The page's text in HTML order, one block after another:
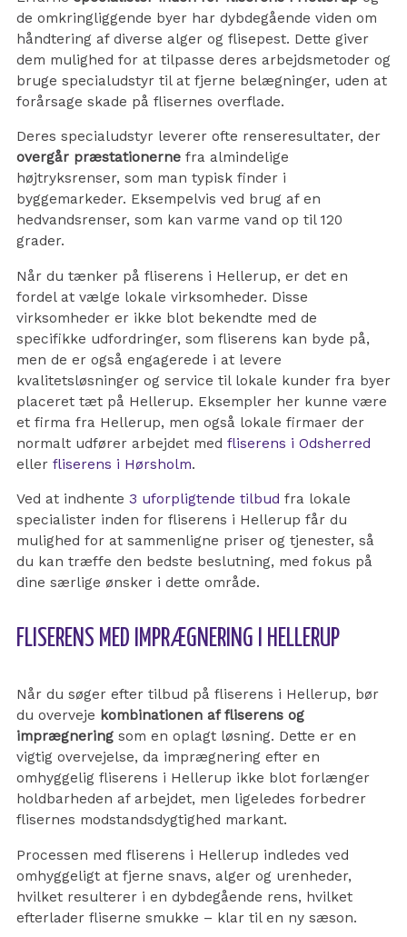
de omkringliggende byer har dybdegående viden om
håndtering af diverse alger og flisepest. Dette giver
dem mulighed for at tilpasse deres arbejdsmetoder og
bruge specialudstyr til at fjerne belægninger, uden at
forårsage skade på flisernes overflade.
Deres specialudstyr leverer ofte renseresultater, der
overgår præstationerne fra almindelige
højtryksrenser, som man typisk finder i
byggemarkeder. Eksempelvis ved brug af en
hedvandsrenser, som kan varme vand op til 120
grader.
Når du tænker på fliserens i Hellerup, er det en
fordel at vælge lokale virksomheder. Disse
virksomheder er ikke blot bekendte med de
specifikke udfordringer, som fliserens kan byde på,
men de er også engagerede i at levere
kvalitetsløsninger og service til lokale kunder fra byer
placeret tæt på Hellerup. Eksempler her kunne være
et firma fra Hellerup, men også lokale firmaer der
normalt udfører arbejdet med fliserens i Odsherred
eller fliserens i Hørsholm.
Ved at indhente 3 uforpligtende tilbud fra lokale
specialister inden for fliserens i Hellerup får du
mulighed for at sammenligne priser og tjenester, så
du kan træffe den bedste beslutning, med fokus på
dine særlige ønsker i dette område.
FLISERENS MED IMPRÆGNERING I HELLERUP
Når du søger efter tilbud på fliserens i Hellerup, bør
du overveje kombinationen af fliserens og
imprægnering som en oplagt løsning. Dette er en
vigtig overvejelse, da imprægnering efter en
omhyggelig fliserens i Hellerup ikke blot forlænger
holdbarheden af arbejdet, men ligeledes forbedrer
flisernes modstandsdygtighed markant.
Processen med fliserens i Hellerup indledes ved
omhyggeligt at fjerne snavs, alger og urenheder,
hvilket resulterer i en dybdegående rens, hvilket
efterlader fliserne smukke – klar til en ny sæson.